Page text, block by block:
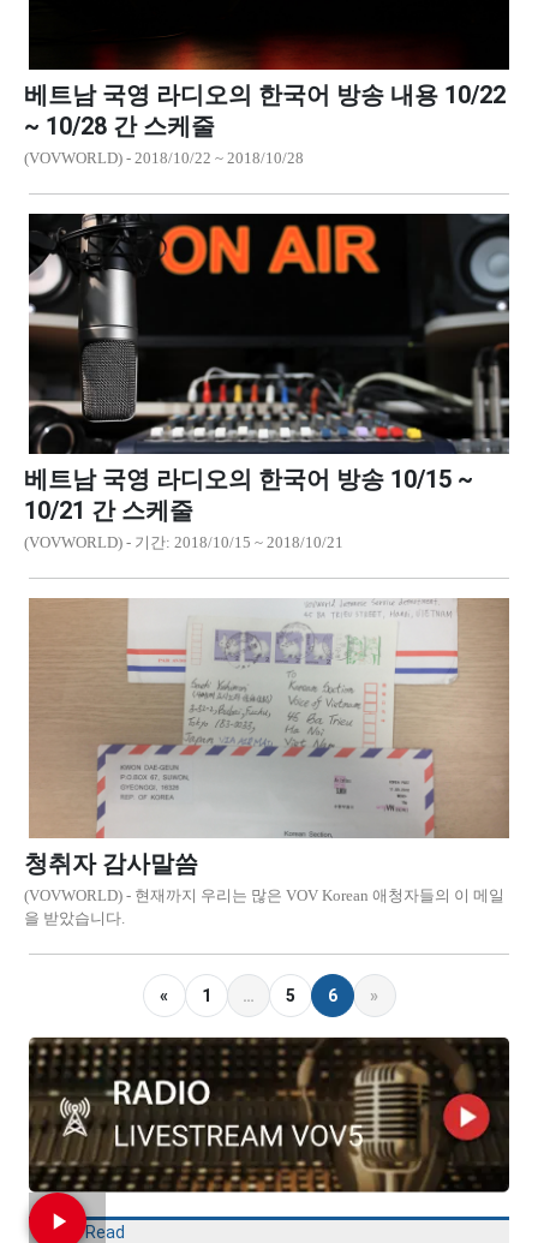
베트남 국영 라디오의 한국어 방송 내용 10/22
~ 10/28 간 스케줄
(VOVWORLD) - 2018/10/22 ~ 2018/10/28
베트남 국영 라디오의 한국어 방송 10/15 ~
10/21 간 스케줄
(VOVWORLD) - 기간: 2018/10/15 ~ 2018/10/21
청취자 감사말씀
(VOVWORLD) - 현재까지 우리는 많은 VOV Korean 애청자들의 이 메일
을 받았습니다.
« 1 … 5 6 »
Most Read